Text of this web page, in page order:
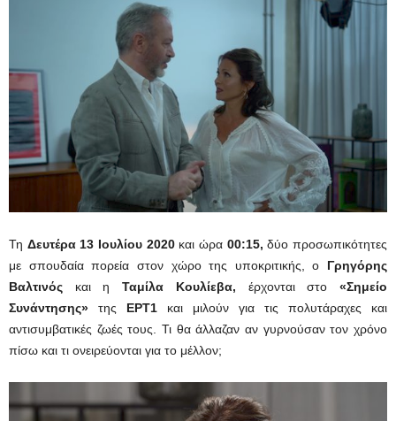
Τη Δευτέρα 13 Ιουλίου 2020και ώρα 00:15,δύο προσωπικότητες
με σπουδαία πορεία στον χώρο της υποκριτικής, ο Γρηγόρης
Βαλτινός και ηΤαμίλα Κουλίεβα, έρχονται στο«Σημείο
Συνάντησης» της ΕΡΤ1 και μιλούν για τις πολυτάραχες και
αντισυμβατικές ζωές τους. Τι θα άλλαζαν αν γυρνούσαν τον χρόνο
πίσω και τι ονειρεύονται για το μέλλον;